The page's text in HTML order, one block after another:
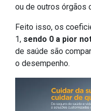
ou de outros órgãos
Feito isso, os
1, sendo 0 a pior
de saúde são
o desempenho.